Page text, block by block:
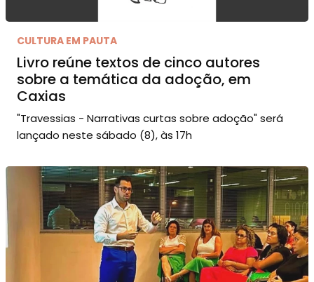
CULTURA EM PAUTA
Livro reúne textos de cinco autores
sobre a temática da adoção, em
Caxias
"Travessias - Narrativas curtas sobre adoção" será
lançado neste sábado (8), às 17h